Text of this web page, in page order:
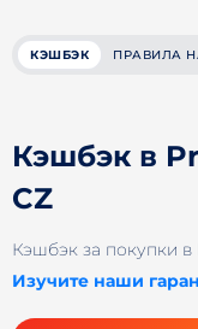
КЭШБЭК ПРАВИЛА
Кэшбэк в
CZ
Кэшбэк за покупки в
Изучите наши